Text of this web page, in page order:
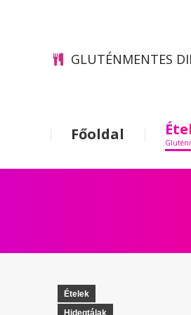
GLUTÉNMENTES
Főoldal
Ételek
Hidegtálak